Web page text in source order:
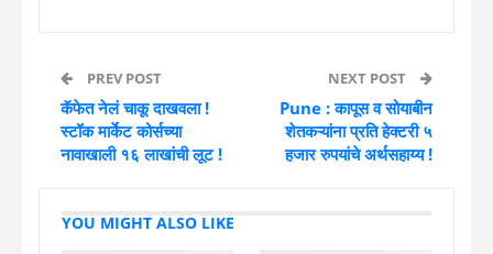
PREV POST
कॅफेत नेलं चाकू दाखवला !
स्टॉक मार्केट कोर्सच्या
नावाखाली १६ लाखांची लूट !
NEXT POST
Pune : कापूस व सोयाबीन
शेतकऱ्यांना प्रति हेक्टरी ५
हजार रुपयांचे अर्थसहाय्य !
YOU MIGHT ALSO LIKE